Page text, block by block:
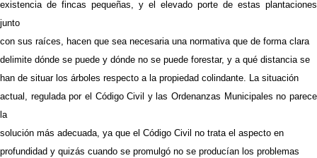
existencia de fincas pequeñas, y el elevado porte de estas plantaciones
junto
con sus raíces, hacen que sea necesaria una normativa que de forma clara
delimite dónde se puede y dónde no se puede forestar, y a qué distancia se
han de situar los árboles respecto a la propiedad colindante. La situación
actual, regulada por el Código Civil y las Ordenanzas Municipales no parece
la
solución más adecuada, ya que el Código Civil no trata el aspecto en
profundidad y quizás cuando se promulgó no se producían los problemas